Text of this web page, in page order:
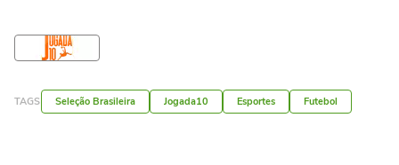
TAGS Seleção Brasileira Jogada10 Esportes Futebol